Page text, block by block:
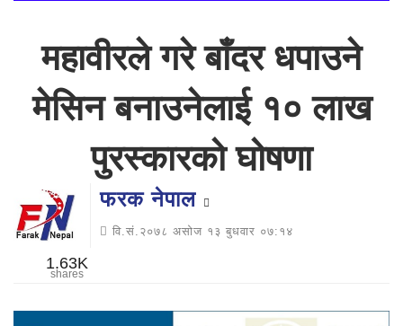
महावीरले गरे बाँदर धपाउने
मेसिन बनाउनेलाई १० लाख
पुरस्कारको घोषणा
फरक नेपाल
वि.सं.२०७८ असोज १३ बुधवार ०७:१४
1.63K
shares